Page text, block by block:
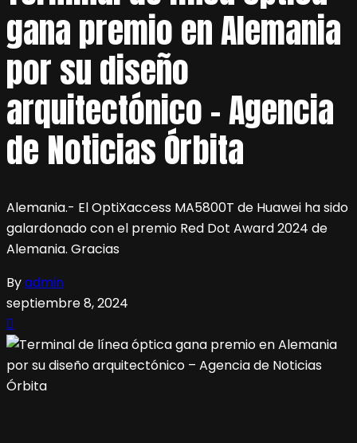
gana premio en Alemania
por su diseño
arquitectónico – Agencia
de Noticias Órbita
Alemania.- El OptiXaccess MA5800T de Huawei ha sido
galardonado con el premio Red Dot Award 2024 de
Alemania. Gracias
Byadmin
septiembre 8, 2024